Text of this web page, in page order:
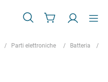
Parti elettroniche Batteria